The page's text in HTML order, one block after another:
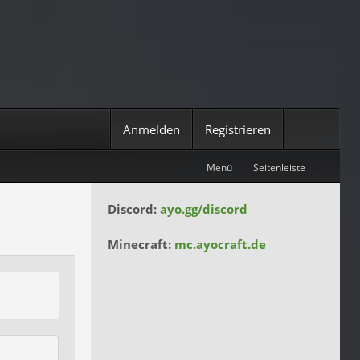
Anmelden Registrieren
Menü Seitenleiste
Discord: ayo.gg/discord
Minecraft: mc.ayocraft.de